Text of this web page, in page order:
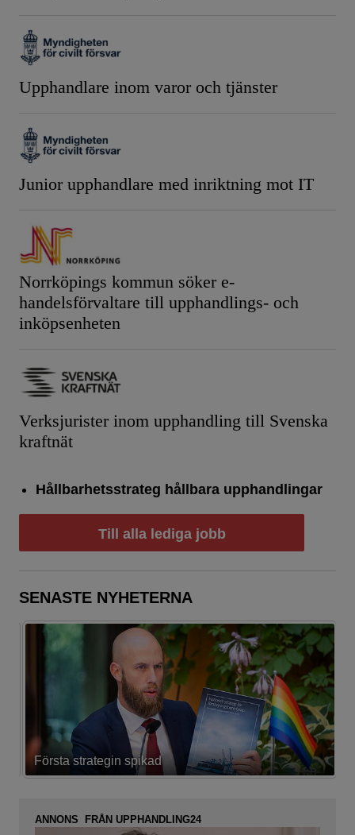
Upphandlare inom varor och tjänster
Junior upphandlare med inriktning mot IT
Norrköpings kommun söker e-
handelsförvaltare till upphandlings- och
inköpsenheten
Verksjurister inom upphandling till Svenska
kraftnät
Hållbarhetsstrateg hållbara upphandlingar
Till alla lediga jobb
SENASTE NYHETERNA
Första strategin spikad
ANNONS FRÅN UPPHANDLING24